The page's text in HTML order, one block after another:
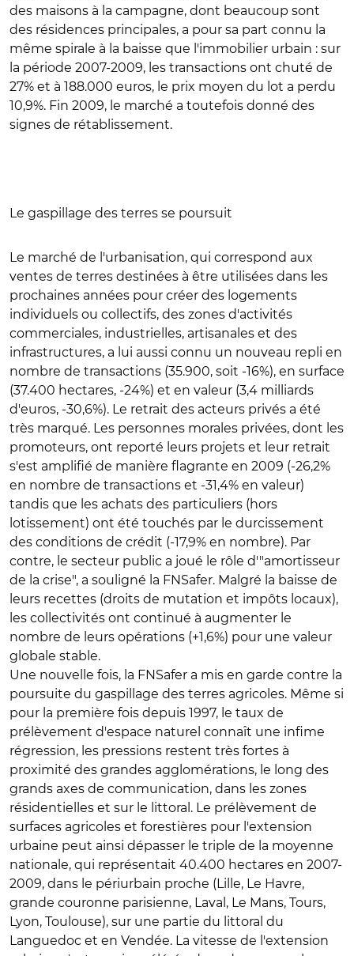
des maisons à la campagne, dont beaucoup sont
des résidences principales, a pour sa part connu la
même spirale à la baisse que l'immobilier urbain : sur
la période 2007-2009, les transactions ont chuté de
27% et à 188.000 euros, le prix moyen du lot a perdu
10,9%. Fin 2009, le marché a toutefois donné des
signes de rétablissement.
Le gaspillage des terres se poursuit
Le marché de l'urbanisation, qui correspond aux
ventes de terres destinées à être utilisées dans les
prochaines années pour créer des logements
individuels ou collectifs, des zones d'activités
commerciales, industrielles, artisanales et des
infrastructures, a lui aussi connu un nouveau repli en
nombre de transactions (35.900, soit -16%), en surface
(37.400 hectares, -24%) et en valeur (3,4 milliards
d'euros, -30,6%). Le retrait des acteurs privés a été
très marqué. Les personnes morales privées, dont les
promoteurs, ont reporté leurs projets et leur retrait
s'est amplifié de manière flagrante en 2009 (-26,2%
en nombre de transactions et -31,4% en valeur)
tandis que les achats des particuliers (hors
lotissement) ont été touchés par le durcissement
des conditions de crédit (-17,9% en nombre). Par
contre, le secteur public a joué le rôle d'"amortisseur
de la crise", a souligné la FNSafer. Malgré la baisse de
leurs recettes (droits de mutation et impôts locaux),
les collectivités ont continué à augmenter le
nombre de leurs opérations (+1,6%) pour une valeur
globale stable.
Une nouvelle fois, la FNSafer a mis en garde contre la
poursuite du gaspillage des terres agricoles. Même si
pour la première fois depuis 1997, le taux de
prélèvement d'espace naturel connaît une infime
régression, les pressions restent très fortes à
proximité des grandes agglomérations, le long des
grands axes de communication, dans les zones
résidentielles et sur le littoral. Le prélèvement de
surfaces agricoles et forestières pour l'extension
urbaine peut ainsi dépasser le triple de la moyenne
nationale, qui représentait 40.400 hectares en 2007-
2009, dans le périurbain proche (Lille, Le Havre,
grande couronne parisienne, Laval, Le Mans, Tours,
Lyon, Toulouse), sur une partie du littoral du
Languedoc et en Vendée. La vitesse de l'extension